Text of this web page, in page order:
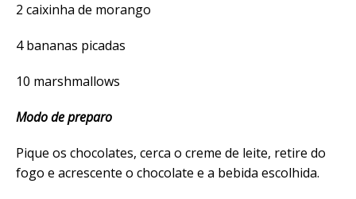
2 caixinha de morango
4 bananas picadas
10 marshmallows
Modo de preparo
Pique os chocolates, cerca o creme de leite, retire do
fogo e acrescente o chocolate e a bebida escolhida.